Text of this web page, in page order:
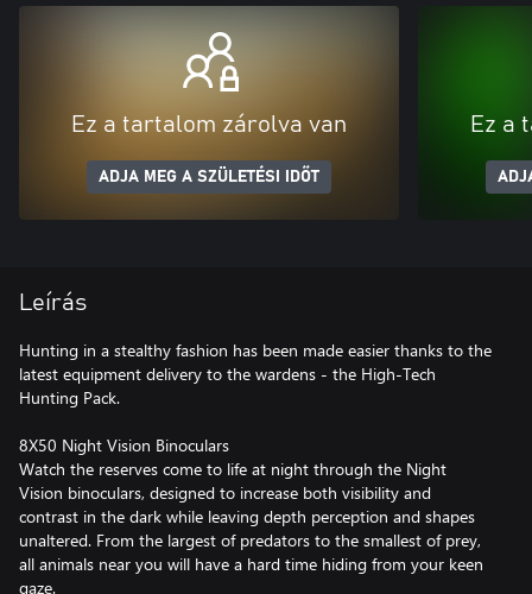
Ez a tartalom zárolva van
ADJA MEG A SZÜLETÉSI IDŐT
Ez a
Leírás
Hunting in a stealthy fashion has been made easier thanks to the
latest equipment delivery to the wardens - the High-Tech
Hunting Pack.
8X50 Night Vision Binoculars
Watch the reserves come to life at night through the Night
Vision binoculars, designed to increase both visibility and
contrast in the dark while leaving depth perception and shapes
unaltered. From the largest of predators to the smallest of prey,
all animals near you will have a hard time hiding from your keen
gaze.